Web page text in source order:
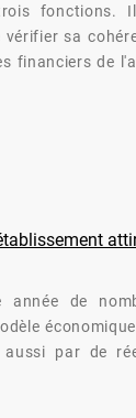
fonctions.
sa
financiers de
de
par de